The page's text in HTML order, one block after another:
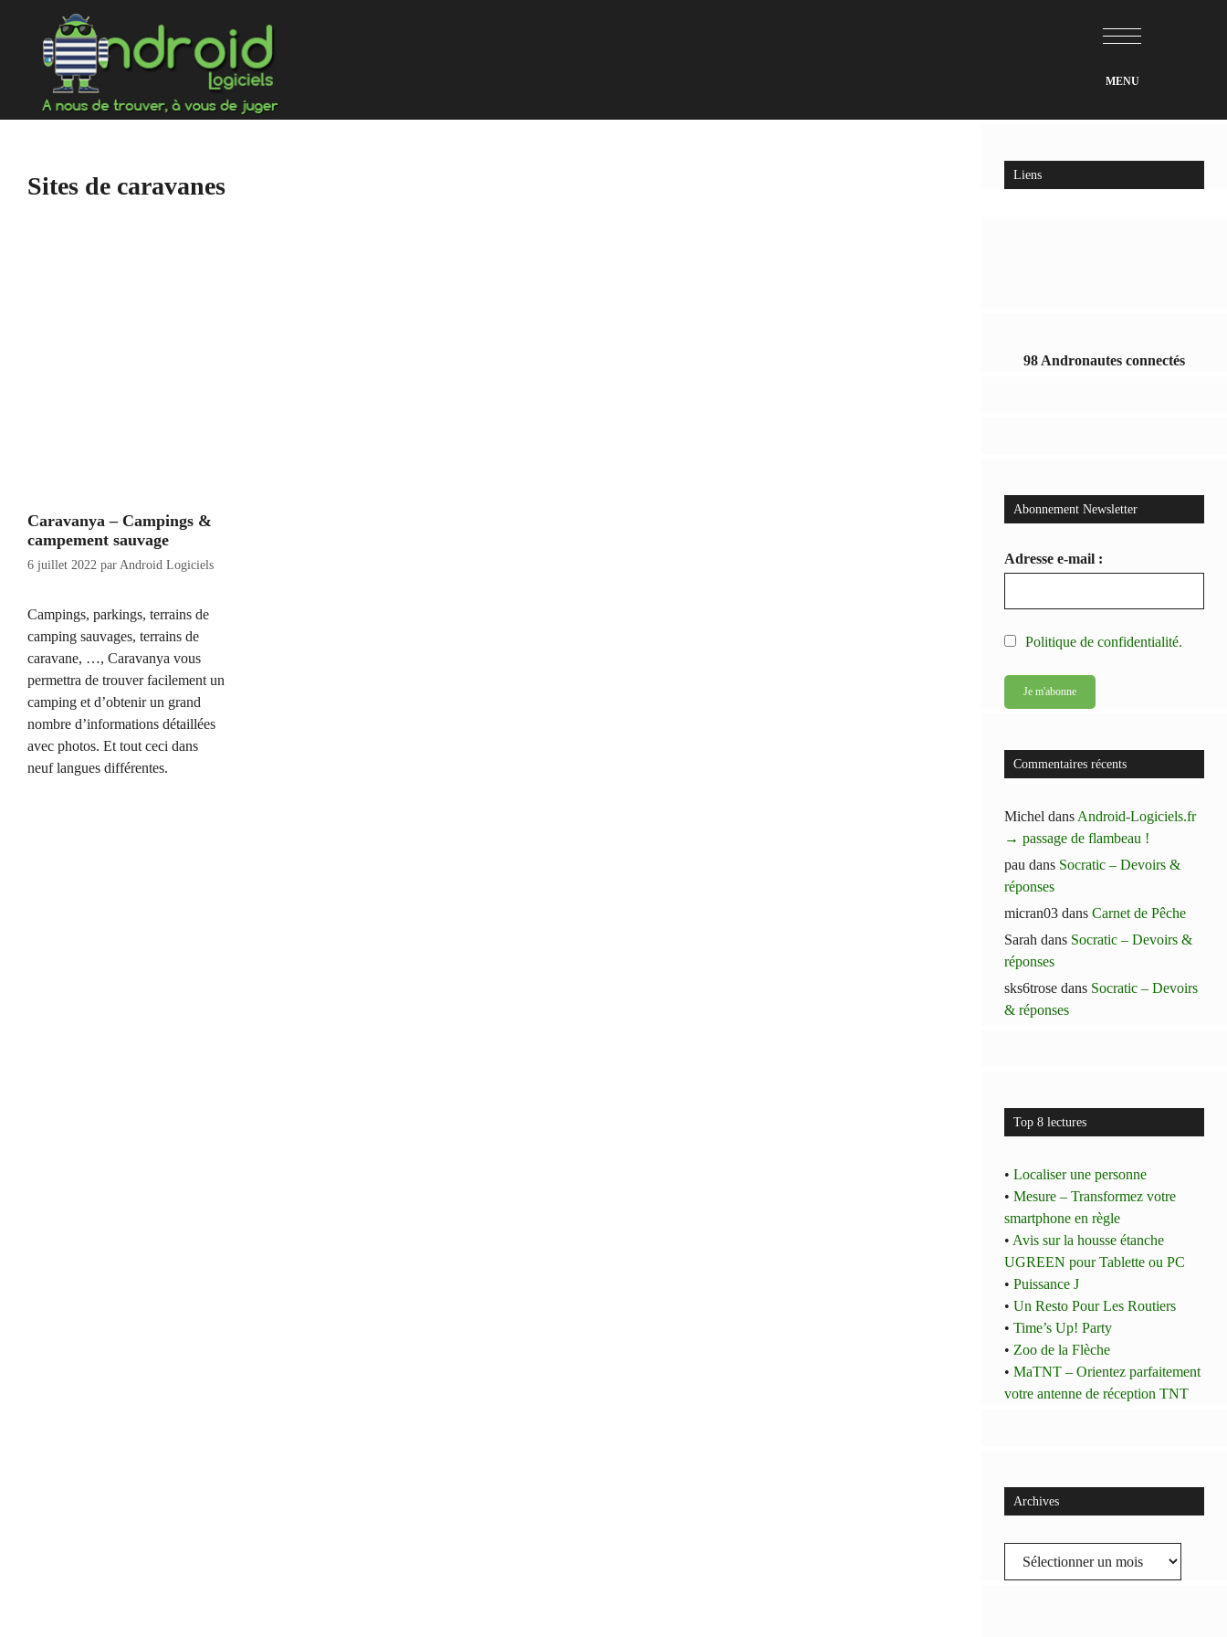
contenu
Sites de caravanes
Caravanya – Campings &
campement sauvage
6 juillet 2022 par Android Logiciels
Campings, parkings, terrains de
camping sauvages, terrains de
caravane, …, Caravanya vous
permettra de trouver facilement un
camping et d’obtenir un grand
nombre d’informations détaillées
avec photos. Et tout ceci dans
neuf langues différentes.
Liens
98 Andronautes connectés
Abonnement Newsletter
Adresse e-mail :
Politique de confidentialité.
Commentaires récents
Michel dans Android-Logiciels.fr
→ passage de flambeau !
pau dans Socratic – Devoirs &
réponses
micran03 dansCarnet de Pêche
Sarah dans Socratic – Devoirs &
réponses
sks6trose dans Socratic – Devoirs
& réponses
Top 8 lectures
•Localiser une personne
•Mesure – Transformez votre
smartphone en règle
• Avis sur la housse étanche
UGREEN pour Tablette ou PC
•Puissance J
•Un Resto Pour Les Routiers
•Time’s Up! Party
• Zoo de la Flèche
•MaTNT – Orientez parfaitement
votre antenne de réception TNT
Archives
Archives